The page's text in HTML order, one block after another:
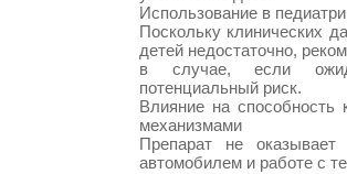
Использование в
Поскольку клинических
детей недостаточно,
в случае, если
потенциальный риск.
Влияние на способность
механизмами
Препарат не
автомобилем и работе с